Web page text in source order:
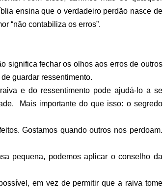
ensina que o verdadeiro perdão nasce de
“não contabiliza os erros”.
significa fechar os olhos aos erros de outros
guardar ressentimento.
e do ressentimento pode ajudá-lo a se
Mais importante do que isso: o segredo
Gostamos quando outros nos perdoam.
pequena, podemos aplicar o conselho da
em vez de permitir que a raiva tome